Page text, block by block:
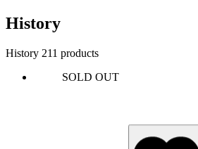
History
History 211 products
SOLD OUT